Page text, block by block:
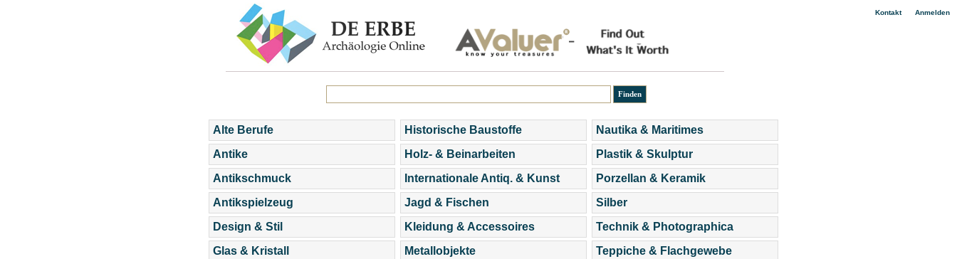
Kontakt| Anmelden
Alte Berufe
Antike
Antikschmuck
Antikspielzeug
Design & Stil
Glas & Kristall
Historische Baustoffe
Holz- & Beinarbeiten
Internationale Antiq. & Kunst
Jagd & Fischen
Kleidung & Accessoires
Metallobjekte
Nautika & Maritimes
Plastik & Skulptur
Porzellan & Keramik
Silber
Technik & Photographica
Teppiche & Flachgewebe